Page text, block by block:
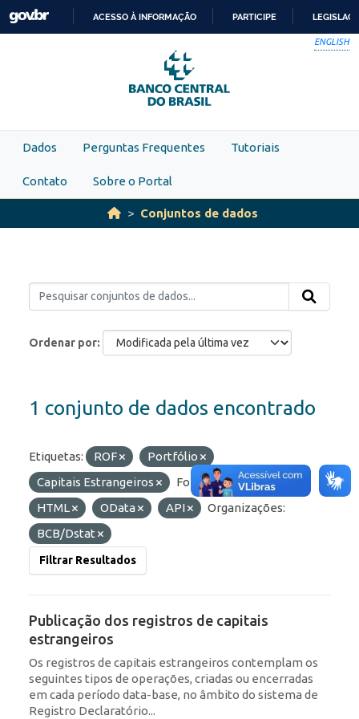
Skip to main content
PARA
O
CONTEÚDO
ACESSO À INFORMAÇÃO PARTICIPE
ENGLISH
Dados Perguntas Frequentes Tutoriais
Contato Sobre o Portal
Conjuntos de dados
Ordenar por
1 conjunto de dados encontrado
Etiquetas: ROF
Portfólio
Capitais Estrangeiros
Formatos:
JSON
HTML
OData API
Organizações:
BCB/Dstat
Filtrar Resultados
Publicação dos registros de capitais
estrangeiros
Os registros de capitais estrangeiros contemplam os
seguintes tipos de operações, criadas ou encerradas
em cada período data-base, no âmbito do sistema de
Registro Declaratório...